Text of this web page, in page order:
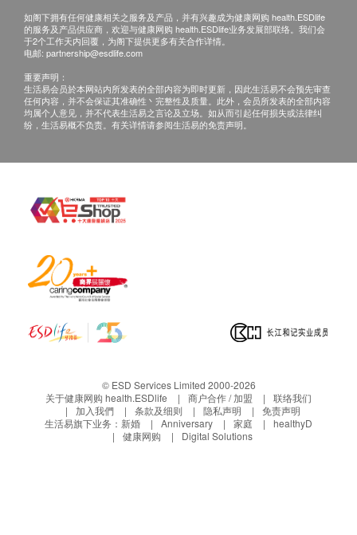
如阁下拥有任何健康相关之服务及产品，并有兴趣成为健康网购 health.ESDlife
的服务及产品供应商，欢迎与健康网购 health.ESDlife业务发展部联络。我们会
于2个工作天内回覆，为阁下提供更多有关合作详情。
电邮: partnership@esdlife.com
重要声明：
生活易会员於本网站内所发表的全部内容为即时更新，因此生活易不会预先审查
任何内容，并不会保证其准确性丶完整性及质量。此外，会员所发表的全部内容
均属个人意见，并不代表生活易之言论及立场。如从而引起任何损失或法律纠
纷，生活易概不负责。有关详情请参阅生活易的免责声明。
© ESD Services Limited 2000-2026
关于健康网购 health.ESDlife
商户合作 / 加盟
联络我们
加入我們
条款及细则 隐私声明
免责声明
生活易旗下业务： 新婚 Anniversary 家庭
healthyD
健康网购
Digital Solutions